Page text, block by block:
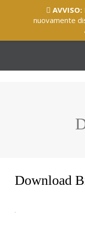
Download
AVVISO:
nuovamente